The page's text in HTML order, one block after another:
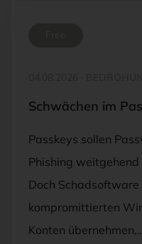
Schwächen im
Passkeys sollen
Phishing weitgehend
Doch
kompromittierten
Konten